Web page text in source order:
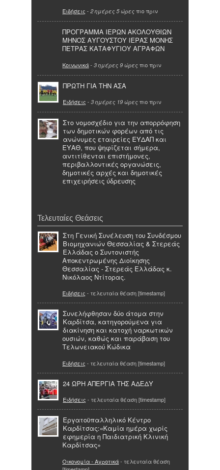
Ειδήσεις - 2 ημέρες 5 ώρες πιο πριν
ΠΡΟΓΡΑΜΜΑ ΙΕΡΩΝ ΑΚΟΛΟΥΘΙΩΝ
ΜΗΝΟΣ ΑΥΓΟΥΣΤΟΥ ΙΕΡΑΣ ΜΟΝΗΣ
ΠΕΤΡΑΣ ΚΑΤΑΦΥΓΙΟΥ ΑΓΡΑΦΩΝ
Κοινωνικά- 3 ημέρες 9 ώρες πιο πριν
ΠΡΩΤΗ ΓΙΑ ΤΗΝ ΑΣΑ
Ειδήσεις - 3 ημέρες 19 ώρες πιο πριν
Στο νομοσχέδιο για την απορρόφηση
των δημοτικών φορέων από τις
ανώνυμες εταιρείες ΕΥΔΑΠ και
ΕΥΑΘ, που ψηφίζεται σήμερα,
αντιτίθενται επιστήμονες,
περιβαλλοντικές οργανώσεις,
δημοτικές αρχές και δημοτικές
επιχειρήσεις ύδρευσης
Τελευταίες Θεάσεις
Στη Γενική Συνέλευση του Συνδέσμου
Βιομηχανιών Θεσσαλίας & Στερεάς
Ελλάδας ο Συντονιστής
Αποκεντρωμένης Διοίκησης
Θεσσαλίας - Στερεάς Ελλάδας κ.
Νικόλαος Ντίτορας.
Ειδήσεις - τελευταία θέαση [timestamp]
Συνελήφθησαν δύο άτομα στην
Καρδίτσα, κατηγορούμενα για
διακίνηση και κατοχή ναρκωτικών
ουσιών, καθώς και παράβαση του
Τελωνειακού Κώδικα
Ειδήσεις - τελευταία θέαση [timestamp]
24 ΩΡΗ ΑΠΕΡΓΙΑ ΤΗΣ ΑΔΕΔΥ
Ειδήσεις - τελευταία θέαση [timestamp]
Eργατοϋπαλληλικό Κέντρο
Καρδίτσας:«Καμία ημέρα χωρίς
εφημερία η Παιδιατρική Κλινική
Καρδίτσας»
Οικονομία - Αγροτικά- τελευταία θέαση